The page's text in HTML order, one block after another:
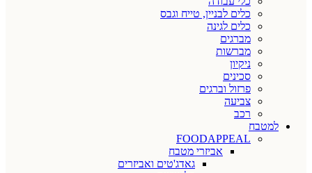
כלים לבניין, טייח וגבס
כלים לגינה
מברגים
מברשות
ניקיון
סכינים
פרזול וברגים
צביעה
רכב
למטבח
FOODAPPEAL
אביזרי מטבח
גאדג'טים ואביזרים